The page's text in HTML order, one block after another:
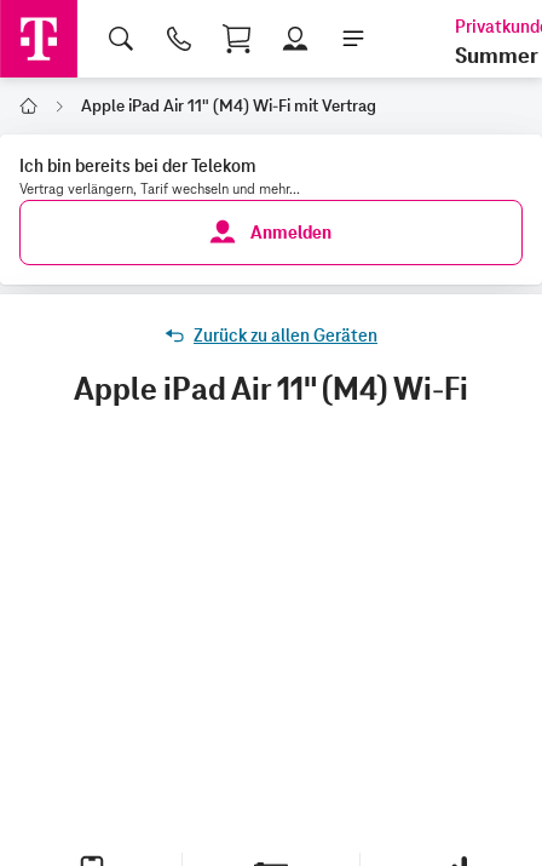
Shopping Cart
Summer
Home Apple iPad Air 11" (M4) Wi-Fi mit Vertrag
Ich bin bereits bei der Telekom
Vertrag verlängern, Tarif wechseln und mehr...
Anmelden
Zurück zu allen Geräten
Apple iPad Air 11" (M4) Wi-Fi